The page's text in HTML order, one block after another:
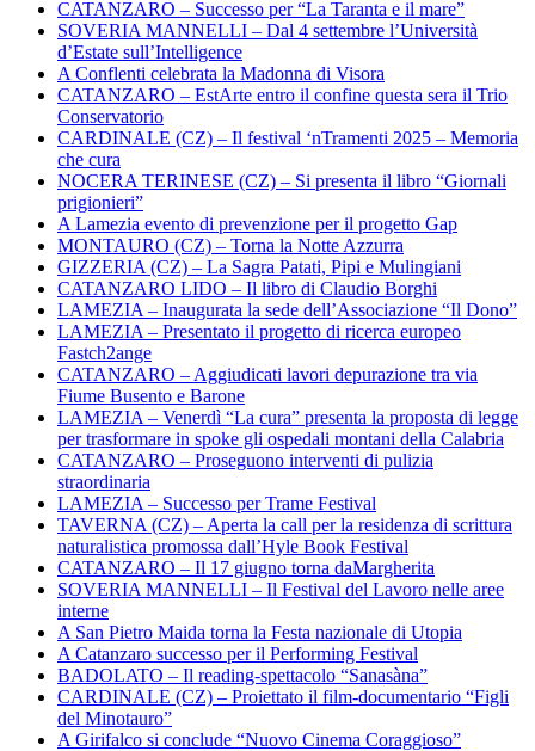
CATANZARO – Successo per “La Taranta e il mare”
SOVERIA MANNELLI – Dal 4 settembre l’Università
d’Estate sull’Intelligence
A Conflenti celebrata la Madonna di Visora
CATANZARO – EstArte entro il confine questa sera il Trio
Conservatorio
CARDINALE (CZ) – Il festival ‘nTramenti 2025 – Memoria
che cura
NOCERA TERINESE (CZ) – Si presenta il libro “Giornali
prigionieri”
A Lamezia evento di prevenzione per il progetto Gap
MONTAURO (CZ) – Torna la Notte Azzurra
GIZZERIA (CZ) – La Sagra Patati, Pipi e Mulingiani
CATANZARO LIDO – Il libro di Claudio Borghi
LAMEZIA – Inaugurata la sede dell’Associazione “Il Dono”
LAMEZIA – Presentato il progetto di ricerca europeo
Fastch2ange
CATANZARO – Aggiudicati lavori depurazione tra via
Fiume Busento e Barone
LAMEZIA – Venerdì “La cura” presenta la proposta di legge
per trasformare in spoke gli ospedali montani della Calabria
CATANZARO – Proseguono interventi di pulizia
straordinaria
LAMEZIA – Successo per Trame Festival
TAVERNA (CZ) – Aperta la call per la residenza di scrittura
naturalistica promossa dall’Hyle Book Festival
CATANZARO – Il 17 giugno torna daMargherita
SOVERIA MANNELLI – Il Festival del Lavoro nelle aree
interne
A San Pietro Maida torna la Festa nazionale di Utopia
A Catanzaro successo per il Performing Festival
BADOLATO – Il reading-spettacolo “Sanasàna”
CARDINALE (CZ) – Proiettato il film-documentario “Figli
del Minotauro”
A Girifalco si conclude “Nuovo Cinema Coraggioso”